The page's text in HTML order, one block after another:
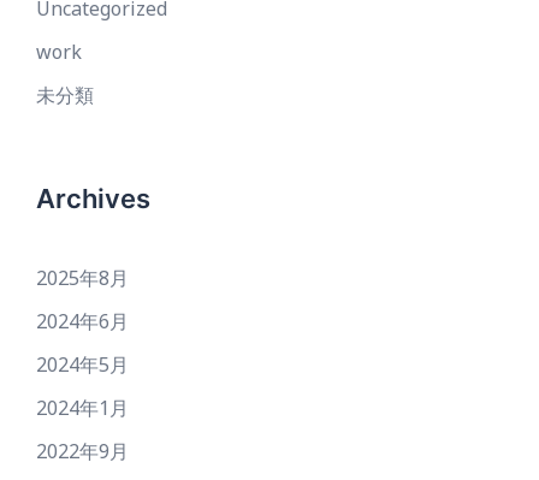
Uncategorized
work
未分類
Archives
2025年8月
2024年6月
2024年5月
2024年1月
2022年9月